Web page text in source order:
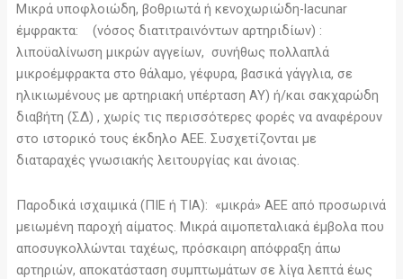
Μικρά υποφλοιώδη, βοθριωτά ή κενοχωριώδη-lacunar
έμφρακτα: (νόσος διατιτραινόντων αρτηριδίων) :
λιποϋαλίνωση μικρών αγγείων, συνήθως πολλαπλά
μικροέμφρακτα στο θάλαμο, γέφυρα, βασικά γάγγλια, σε
ηλικιωμένους με αρτηριακή υπέρταση ΑΥ) ή/και σακχαρώδη
διαβήτη (ΣΔ) , χωρίς τις περισσότερες φορές να αναφέρουν
στο ιστορικό τους έκδηλο ΑΕΕ. Συσχετίζονται με
διαταραχές γνωσιακής λειτουργίας και άνοιας.
Παροδικά ισχαιμικά (ΠΙΕ ή ΤΙΑ): «μικρά» ΑΕΕ από προσωρινά
μειωμένη παροχή αίματος. Μικρά αιμοπεταλιακά έμβολα που
αποσυγκολλώνται ταχέως, πρόσκαιρη απόφραξη άπω
αρτηριών, αποκατάσταση συμπτωμάτων σε λίγα λεπτά έως